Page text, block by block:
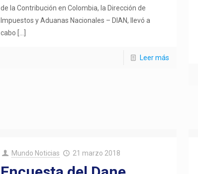
de la Contribución en Colombia, la Dirección de
Impuestos y Aduanas Nacionales – DIAN, llevó a
cabo
Leer más
Mundo Noticias 21 marzo 2018